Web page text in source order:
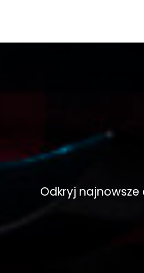
Odkryj